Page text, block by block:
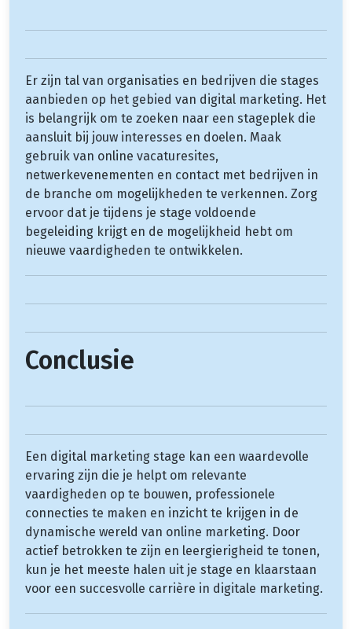
Er zijn tal van organisaties en bedrijven die stages
aanbieden op het gebied van digital marketing. Het
is belangrijk om te zoeken naar een stageplek die
aansluit bij jouw interesses en doelen. Maak
gebruik van online vacaturesites,
netwerkevenementen en contact met bedrijven in
de branche om mogelijkheden te verkennen. Zorg
ervoor dat je tijdens je stage voldoende
begeleiding krijgt en de mogelijkheid hebt om
nieuwe vaardigheden te ontwikkelen.
Conclusie
Een digital marketing stage kan een waardevolle
ervaring zijn die je helpt om relevante
vaardigheden op te bouwen, professionele
connecties te maken en inzicht te krijgen in de
dynamische wereld van online marketing. Door
actief betrokken te zijn en leergierigheid te tonen,
kun je het meeste halen uit je stage en klaarstaan
voor een succesvolle carrière in digitale marketing.